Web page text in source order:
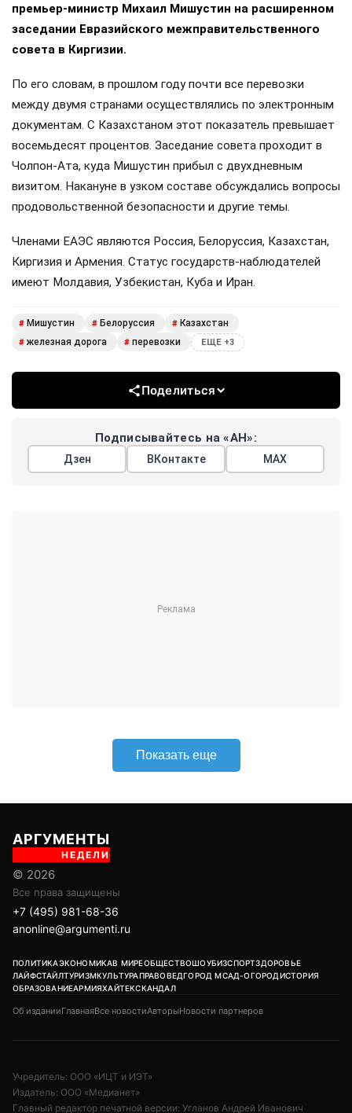
премьер-министр Михаил Мишустин на расширенном
заседании Евразийского межправительственного
совета в Киргизии.
По его словам, в прошлом году почти все перевозки
между двумя странами осуществлялись по электронным
документам. С Казахстаном этот показатель превышает
восемьдесят процентов. Заседание совета проходит в
Чолпон-Ата, куда Мишустин прибыл с двухдневным
визитом. Накануне в узком составе обсуждались вопросы
продовольственной безопасности и другие темы.
Членами ЕАЭС являются Россия, Белоруссия, Казахстан,
Киргизия и Армения. Статус государств-наблюдателей
имеют Молдавия, Узбекистан, Куба и Иран.
# Мишустин # Белоруссия # Казахстан
# железная дорога # перевозки ЕЩЕ +3
Поделиться
Подписывайтесь на «АН»:
Дзен ВКонтакте МАХ
В МИРЕОБЩЕСТВО ШОУБИЗ
ГОРОД М
Учредитель: ООО «ИЦТ и ИЭТ»
Издатель: ООО «Медианет»
Главный редактор печатной версии: Угланов Андрей Иванович
Главный редактор сетевого издания (сайта): Вавилов Андрей
Александрович
Адрес редакции: 119002, г. Москва, ул. Арбат, д. 29, 1-й этаж, пом. IV,
комн. 2
18+
Свободное использование текстов, фото и видеоматериалов допускается
при условии обязательной гиперссылки на www.argumenti.ru.